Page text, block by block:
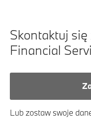
Skontaktuj
Financial
Lub zostaw swoje